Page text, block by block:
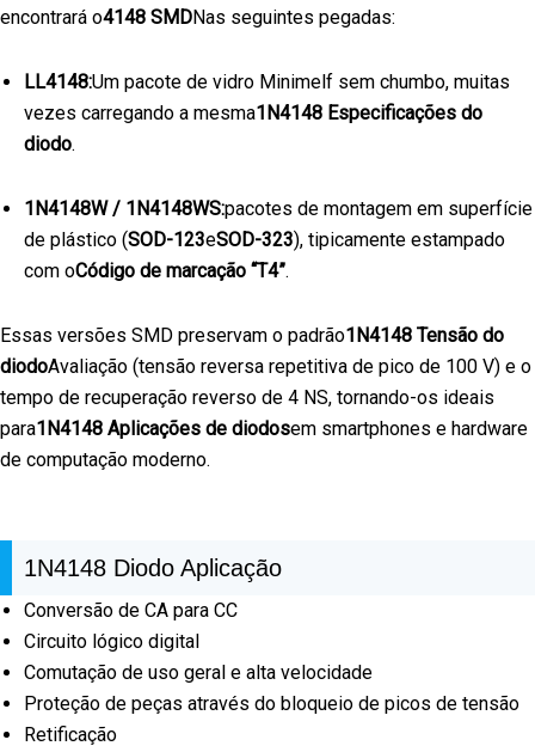
encontrará o4148 SMDNas seguintes pegadas:
LL4148:Um pacote de vidro Minimelf sem chumbo, muitas
vezes carregando a mesma1N4148 Especificações do
diodo.
1N4148W / 1N4148WS:pacotes de montagem em superfície
de plástico (SOD-123eSOD-323), tipicamente estampado
com oCódigo de marcação “T4”.
Essas versões SMD preservam o padrão1N4148 Tensão do
diodoAvaliação (tensão reversa repetitiva de pico de 100 V) e o
tempo de recuperação reverso de 4 NS, tornando-os ideais
para1N4148 Aplicações de diodosem smartphones e hardware
de computação moderno.
1N4148 Diodo Aplicação
Conversão de CA para CC
Circuito lógico digital
Comutação de uso geral e alta velocidade
Proteção de peças através do bloqueio de picos de tensão
Retificação